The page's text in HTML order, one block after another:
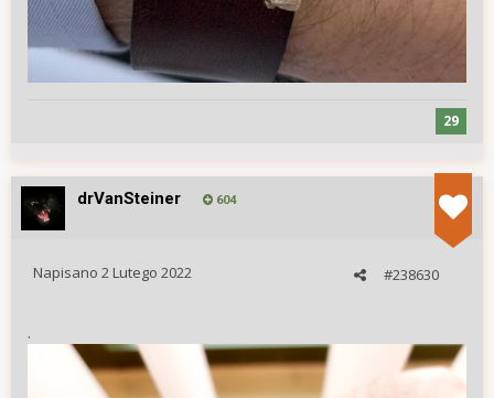
29
drVanSteiner 604
#238630
Napisano 2 Lutego 2022
.